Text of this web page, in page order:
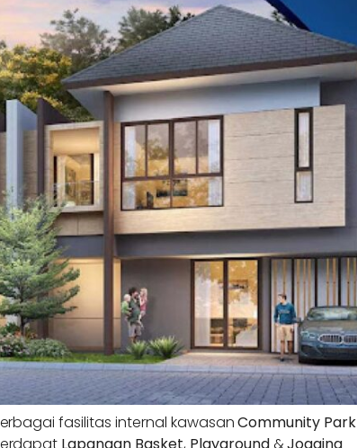
fasilitas internal kawasanCommunity Park
Lapangan Basket, Playground&Jogging